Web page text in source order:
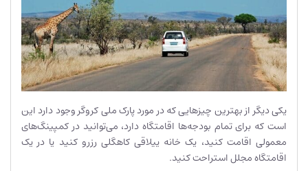
یکی دیگر از بهترین چیزهایی که در مورد پارک ملی کروگر وجود دارد این
است که برای تمام بودجه‌ها اقامتگاه دارد، می‌توانید در کمپینگ‌های
معمولی اقامت کنید، یک خانه ییلاقی کاهگلی رزرو کنید یا در یک
اقامتگاه مجلل استراحت کنید.